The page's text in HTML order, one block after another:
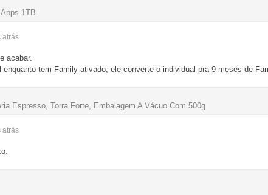
1TB
atrás
acabar.
tem Family ativado, ele converte o individual pra 9 meses de
Espresso, Torra Forte, Embalagem A Vácuo Com 500g
atrás